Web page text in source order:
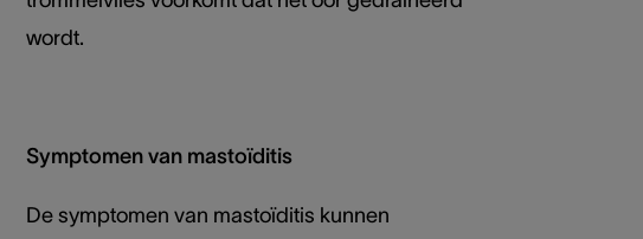
wordt.
Symptomen van mastoïditis
De symptomen van mastoïditis kunnen